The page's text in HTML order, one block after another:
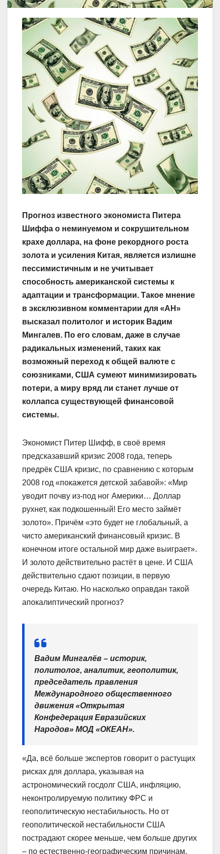
Прогноз известного экономиста Питера
Шиффа о неминуемом и сокрушительном
крахе доллара, на фоне рекордного роста
золота и усиления Китая, является излишне
пессимистичным и не учитывает
способность американской системы к
адаптации и трансформации. Такое мнение
в эксклюзивном комментарии для «АН»
высказал политолог и историк Вадим
Мингалев. По его словам, даже в случае
радикальных изменений, таких как
возможный переход к общей валюте с
союзниками, США сумеют минимизировать
потери, а миру вряд ли станет лучше от
коллапса существующей финансовой
системы.
Экономист Питер Шифф, в своё время
предсказавший кризис 2008 года, теперь
предрёк США кризис, по сравнению с которым
2008 год «покажется детской забавой»: «Мир
уводит почву из-под ног Америки… Доллар
рухнет, как подкошенный! Его место займёт
золото». Причём «это будет не глобальный, а
чисто американский финансовый кризис. В
конечном итоге остальной мир даже выиграет».
И золото действительно растёт в цене. И США
действительно сдают позиции, в первую
очередь Китаю. Но насколько оправдан такой
апокалиптический прогноз?
Вадим Мингалёв – историк,
политолог, аналитик, геополитик,
председатель правления
Международного общественного
движения «Открытая
Конфедерация Евразийских
Народов» МОД «ОКЕАН».
«Да, всё больше экспертов говорит о растущих
рисках для доллара, указывая на
астрономический госдолг США, инфляцию,
неконтролируемую политику ФРС и
геополитическую нестабильность. Но от
геополитической нестабильности США
пострадают скорее меньше, чем больше других
– по естественно-географическим причинам.